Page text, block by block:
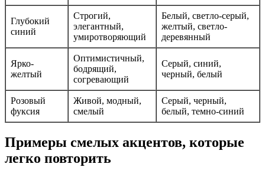
Глубокий
синий
Строгий,
элегантный,
умиротворяющий
Белый, светло-серый,
желтый, светло-
деревянный
Ярко-
желтый
Оптимистичный,
бодрящий,
согревающий
Серый, синий,
черный, белый
Розовый
фуксия
Живой, модный,
смелый
Серый, черный,
белый, темно-синий
Примеры смелых акцентов, которые
легко повторить